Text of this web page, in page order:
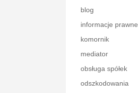
blog
informacje prawne
komornik
mediator
obsługa spółek
odszkodowania